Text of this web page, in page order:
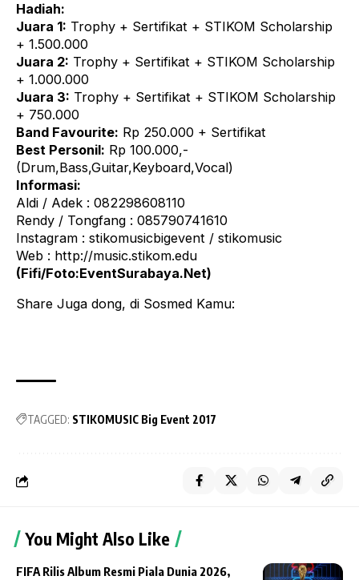
Hadiah:
Juara 1: Trophy + Sertifikat + STIKOM Scholarship
+ 1.500.000
Juara 2: Trophy + Sertifikat + STIKOM Scholarship
+ 1.000.000
Juara 3: Trophy + Sertifikat + STIKOM Scholarship
+ 750.000
Band Favourite: Rp 250.000 + Sertifikat
Best Personil: Rp 100.000,-
(Drum,Bass,Guitar,Keyboard,Vocal)
Informasi:
Aldi / Adek : 082298608110
Rendy / Tongfang : 085790741610
Instagram : stikomusicbigevent / stikomusic
Web : http://music.stikom.edu
(Fifi/Foto:EventSurabaya.Net)
Share Juga dong, di Sosmed Kamu:
TAGGED: STIKOMUSIC Big Event 2017
You Might Also Like
FIFA Rilis Album Resmi Piala Dunia 2026,